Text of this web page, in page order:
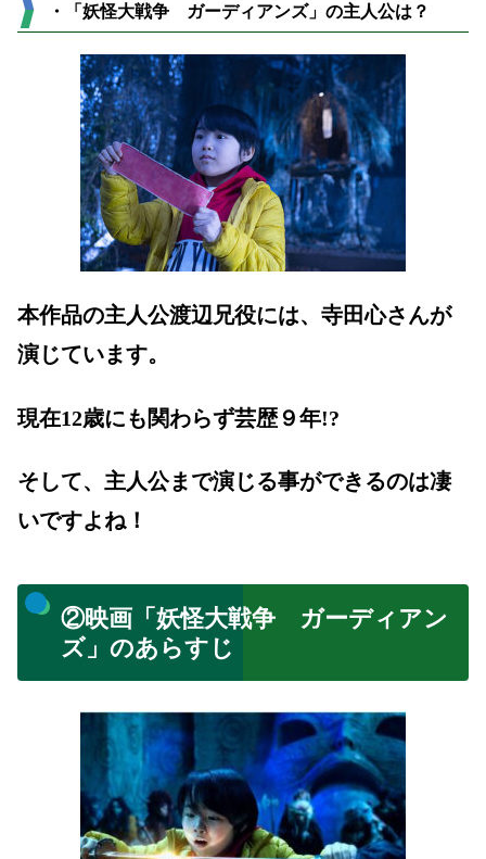
・「妖怪大戦争 ガーディアンズ」の主人公は？
本作品の主人公渡辺兄役には、寺田心さんが
演じています。
現在12歳にも関わらず芸歴９年!?
そして、主人公まで演じる事ができるのは凄
いですよね！
②映画「妖怪大戦争 ガーディアン
ズ」のあらすじ